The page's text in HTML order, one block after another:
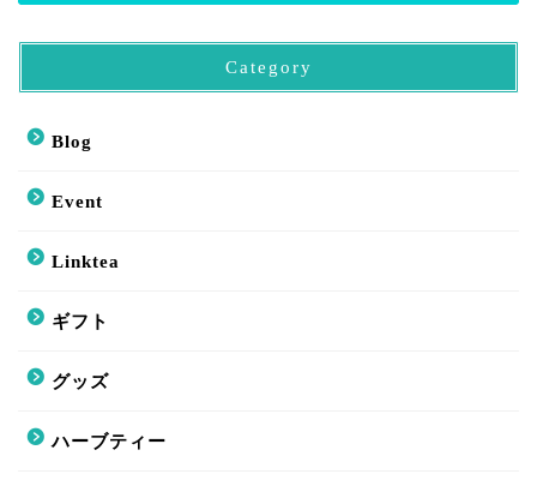
Category
Blog
Event
Linktea
ギフト
グッズ
ハーブティー